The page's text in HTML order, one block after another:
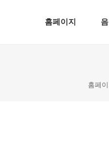
홈페이지
홈페